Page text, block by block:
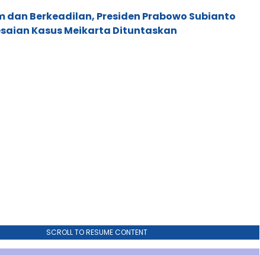
dan Berkeadilan, Presiden Prabowo Subianto
Kasus Meikarta Dituntaskan
SCROLL TO RESUME CONTENT